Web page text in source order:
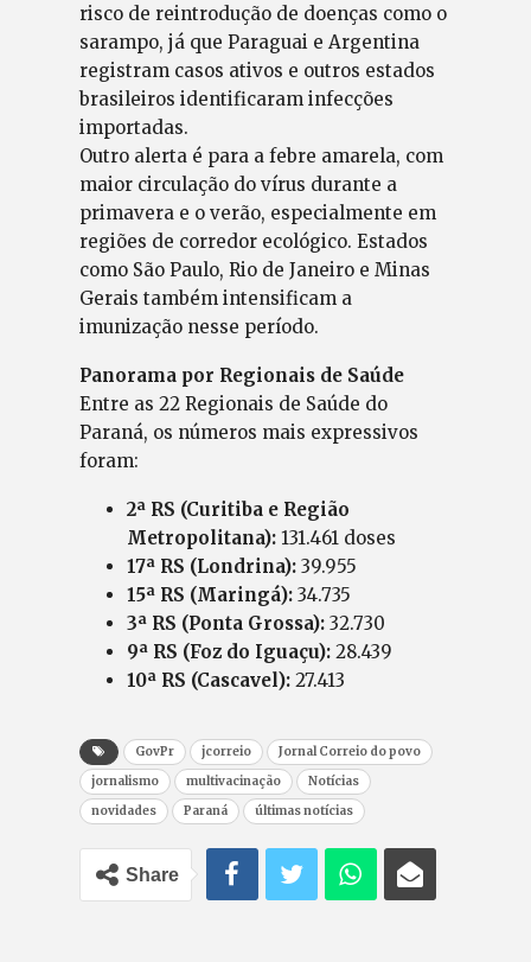
risco de reintrodução de doenças como o
sarampo, já que Paraguai e Argentina
registram casos ativos e outros estados
brasileiros identificaram infecções
importadas.
Outro alerta é para a febre amarela, com
maior circulação do vírus durante a
primavera e o verão, especialmente em
regiões de corredor ecológico. Estados
como São Paulo, Rio de Janeiro e Minas
Gerais também intensificam a
imunização nesse período.
Panorama por Regionais de Saúde
Entre as 22 Regionais de Saúde do
Paraná, os números mais expressivos
foram:
2ª RS (Curitiba e Região
Metropolitana):131.461 doses
17ª RS (Londrina):39.955
15ª RS (Maringá):34.735
3ª RS (Ponta Grossa):32.730
9ª RS (Foz do Iguaçu):28.439
10ª RS (Cascavel):27.413
GovPr jcorreio
Jornal Correio do povo
jornalismo
multivacinação
Notícias
novidades
Paraná últimas notícias
Share